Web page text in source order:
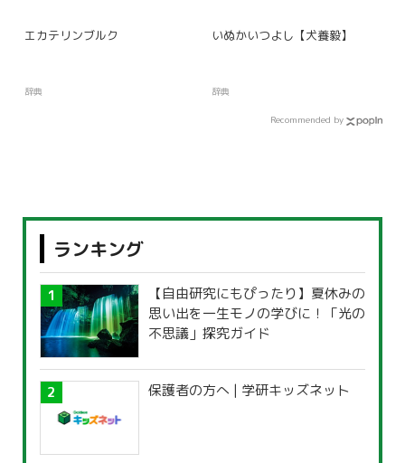
エカテリンブルク
辞典
いぬかいつよし【犬養毅】
辞典
Recommended by
ランキング
【自由研究にもぴったり】夏休みの
思い出を一生モノの学びに！「光の
不思議」探究ガイド
保護者の方へ | 学研キッズネット